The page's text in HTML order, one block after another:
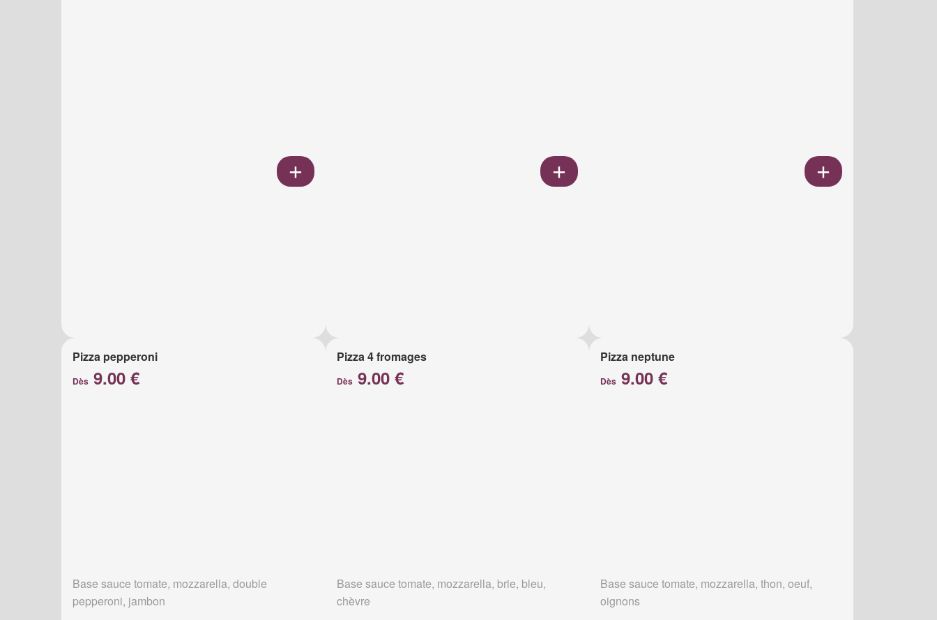
Pizza pepperoni
Dès 9.00 €
Base sauce tomate, mozzarella, double
pepperoni, jambon
Pizza 4 fromages
Dès9.00 €
Base sauce tomate, mozzarella, brie, bleu,
chèvre
Pizza neptune
Dès 9.00 €
Base sauce tomate, mozzarella, thon, oeuf,
oignons